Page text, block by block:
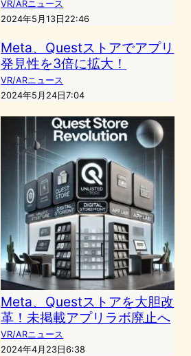
VR/ARニュース
2024年5月13日22:46
Meta、Questストアでアプリ
発見性を3倍に拡大！
VR/ARニュース
2024年5月24日7:04
Meta、Questストアを大胆改
革！未掲載アプリラボ廃止へ
VR/ARニュース
2024年4月23日6:38